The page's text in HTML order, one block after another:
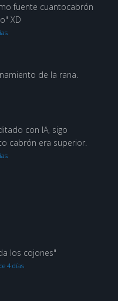
fuente cuantocabrón
XD
de la rana.
con IA, sigo
cabrón era superior.
los cojones"
4 días